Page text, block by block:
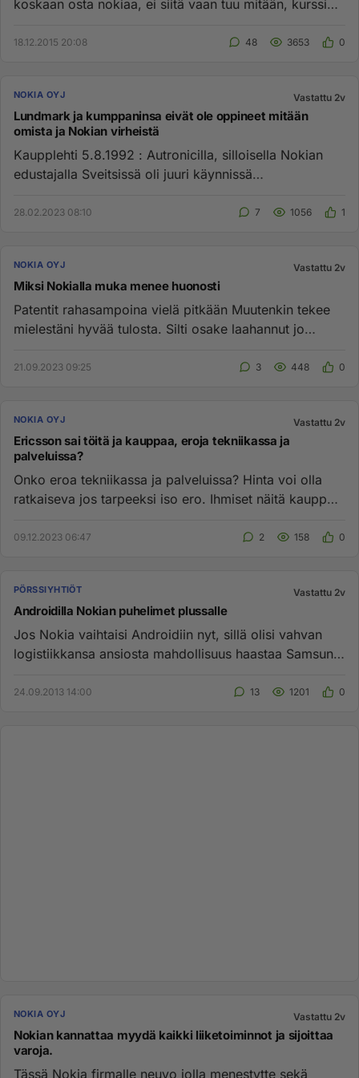
koskaan osta nokiaa, ei siitä vaan tuu mitään, kurssi
18.12.2015 20:08 48 3653 0
NOKIA OYJ Vastattu 2v
Lundmark ja kumppaninsa eivät ole oppineet mitään
omista ja Nokian virheistä
Kaupplehti 5.8.1992 : Autronicilla, silloisella Nokian
edustajalla Sveitsissä oli juuri käynnissä
28.02.2023 08:10 7 1056 1
NOKIA OYJ Vastattu 2v
Miksi Nokialla muka menee huonosti
Patentit rahasampoina vielä pitkään Muutenkin tekee
mielestäni hyvää tulosta. Silti osake laahannut jo
21.09.2023 09:25 3 448 0
NOKIA OYJ Vastattu 2v
Ericsson sai töitä ja kauppaa, eroja tekniikassa ja
palveluissa?
Onko eroa tekniikassa ja palveluissa? Hinta voi olla
ratkaiseva jos tarpeeksi iso ero. Ihmiset näitä kauppoja
09.12.2023 06:47 2 158 0
PÖRSSIYHTIÖT Vastattu 2v
Androidilla Nokian puhelimet plussalle
Jos Nokia vaihtaisi Androidiin nyt, sillä olisi vahvan
logistiikkansa ansiosta mahdollisuus haastaa Samsung
24.09.2013 14:00 13 1201 0
NOKIA OYJ Vastattu 2v
Nokian kannattaa myydä kaikki liiketoiminnot ja sijoittaa
varoja.
Tässä Nokia firmalle neuvo jolla menestytte sekä